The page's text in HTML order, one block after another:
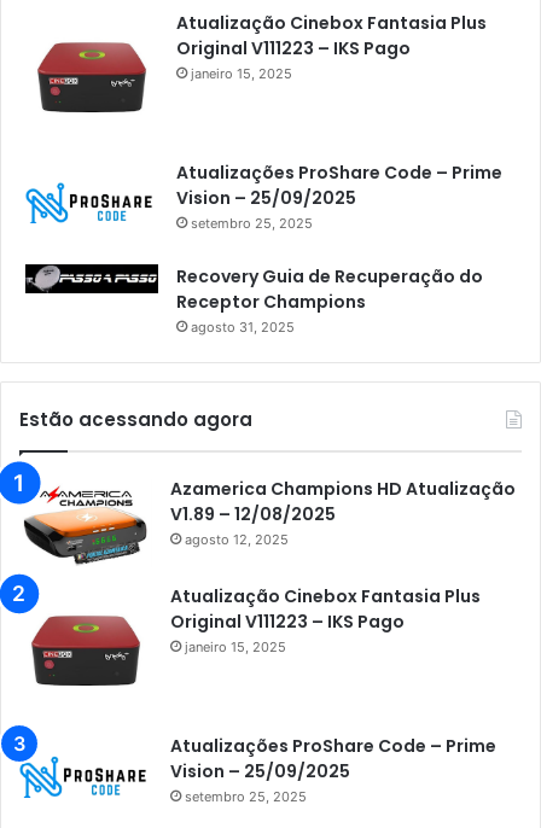
Atualização Cinebox Fantasia Plus
Original V111223 – IKS Pago
janeiro 15, 2025
Atualizações ProShare Code – Prime
Vision – 25/09/2025
setembro 25, 2025
Recovery Guia de Recuperação do
Receptor Champions
agosto 31, 2025
Estão acessando agora
Azamerica Champions HD Atualização
V1.89 – 12/08/2025
agosto 12, 2025
Atualização Cinebox Fantasia Plus
Original V111223 – IKS Pago
janeiro 15, 2025
Atualizações ProShare Code – Prime
Vision – 25/09/2025
setembro 25, 2025